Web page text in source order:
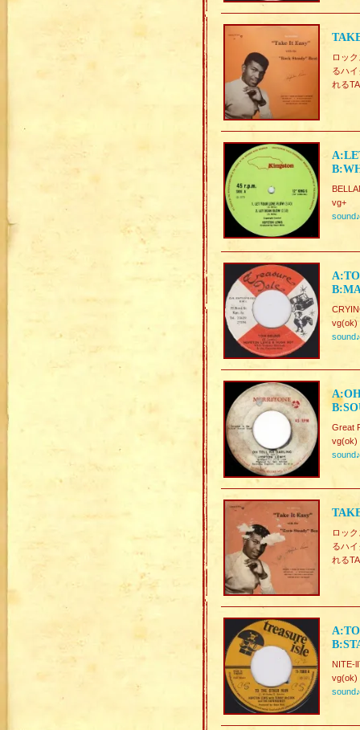
ロッ
るハ
れる
vg+
sound♪
vg(ok)
sound♪
Great
vg(ok)
sound♪
ロッ
るハ
れる
NITE-
vg(ok)
sound♪